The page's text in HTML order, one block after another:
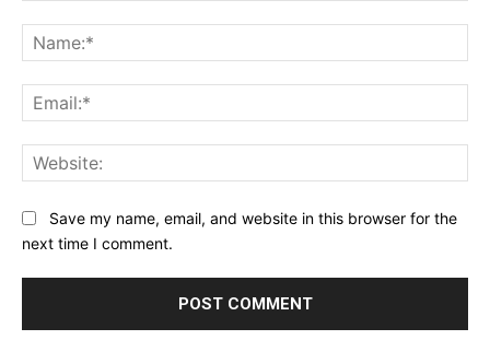
Save my name, email, and website in this browser for the
next time I comment.